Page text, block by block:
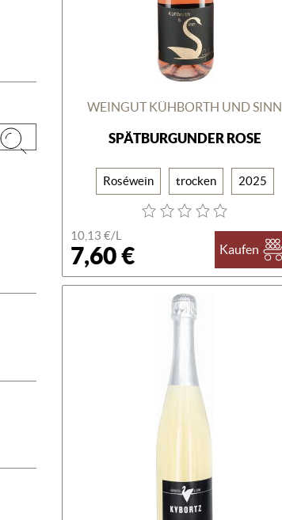
WEINGUT KÜHBORTH UND SINN
SPÄTBURGUNDER ROSE
Roséwein trocken 2025
10,13 €/L
7,60 € Kaufen